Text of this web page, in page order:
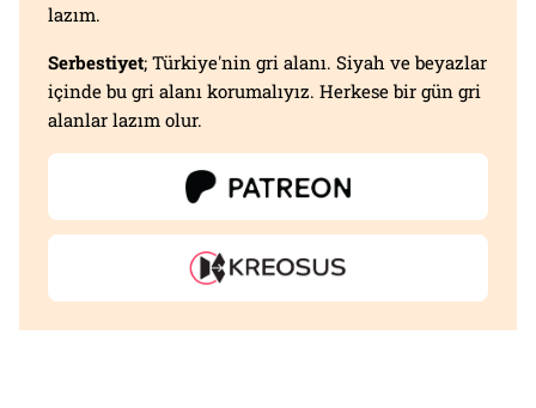
lazım.
Serbestiyet; Türkiye'nin gri alanı. Siyah ve beyazlar
içinde bu gri alanı korumalıyız. Herkese bir gün gri
alanlar lazım olur.